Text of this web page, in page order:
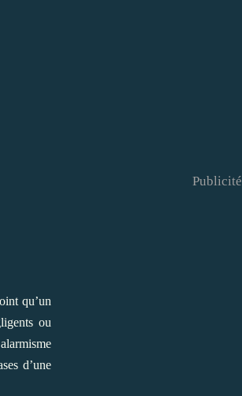
qu’un
ou
d’une
Publicité